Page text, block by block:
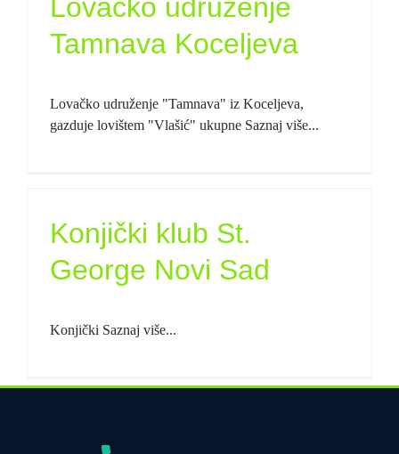
Lovačko udruženje
Tamnava Koceljeva
Lovačko udruženje "Tamnava" iz Koceljeva,
gazduje lovištem "Vlašić" ukupne Saznaj više...
Konjički klub St.
George Novi Sad
Konjički Saznaj više...